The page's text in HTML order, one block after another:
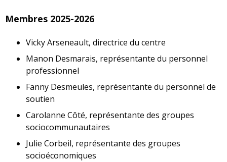
Membres 2025-2026
Vicky Arseneault, directrice du centre
Manon Desmarais, représentante du personnel
professionnel
Fanny Desmeules, représentante du personnel de
soutien
Carolanne Côté, représentante des groupes
sociocommunautaires
Julie Corbeil, représentante des groupes
socioéconomiques